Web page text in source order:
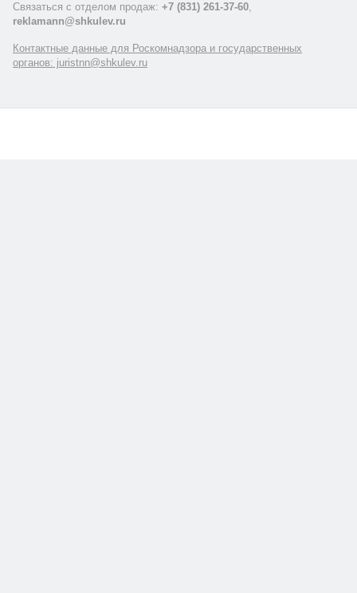
Связаться с отделом продаж: +7 (831) 261-37-60,
reklamann@shkulev.ru
Контактные данные для Роскомнадзора и государственных
органов: juristnn@shkulev.ru